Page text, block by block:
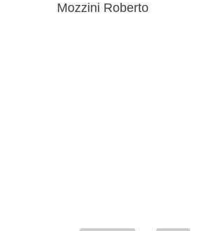
Mozzini Roberto